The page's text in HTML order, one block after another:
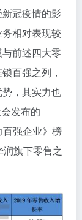
冠疫情的影
相对表现较
前述四大零
百强之列，
，其实力也
发布的
百强企业》榜
旗下零售之